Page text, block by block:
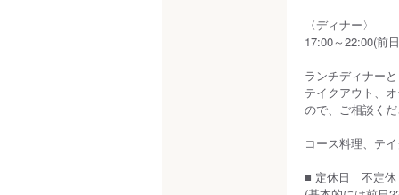
〈ディナー〉
17:00～22:00(前
ランチディナー
テイクアウト、
ので、ご相談くだ
コース料理、テ
■ 定休日 不定休